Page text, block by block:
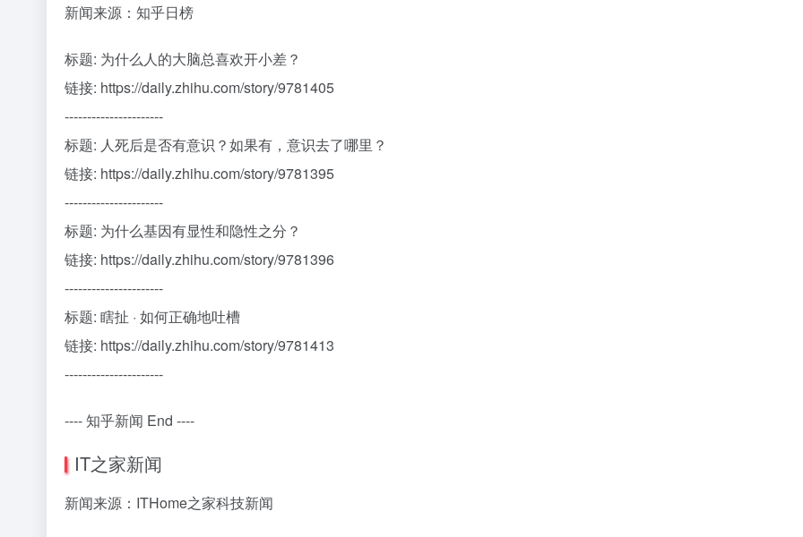
新闻来源：知乎日榜
标题: 为什么人的大脑总喜欢开小差？
链接: https://daily.zhihu.com/story/9781405
----------------------
标题: 人死后是否有意识？如果有，意识去了哪里？
链接: https://daily.zhihu.com/story/9781395
----------------------
标题: 为什么基因有显性和隐性之分？
链接: https://daily.zhihu.com/story/9781396
----------------------
标题: 瞎扯 · 如何正确地吐槽
链接: https://daily.zhihu.com/story/9781413
----------------------
---- 知乎新闻 End ----
IT之家新闻
新闻来源：ITHome之家科技新闻